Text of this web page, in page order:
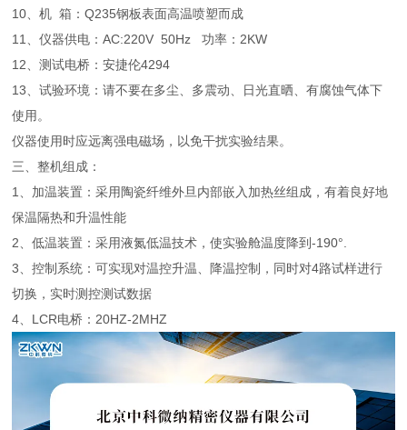
10、机 箱：Q235钢板表面高温喷塑而成
11、仪器供电：AC:220V 50Hz 功率：2KW
12、测试电桥：安捷伦4294
13、试验环境：请不要在多尘、多震动、日光直晒、有腐蚀气体下
使用。
仪器使用时应远离强电磁场，以免干扰实验结果。
三、整机组成：
1、加温装置：采用陶瓷纤维外旦内部嵌入加热丝组成，有着良好地
保温隔热和升温性能
2、低温装置：采用液氮低温技术，使实验舱温度降到-190°.
3、控制系统：可实现对温控升温、降温控制，同时对4路试样进行
切换，实时测控测试数据
4、LCR电桥：20HZ-2MHZ